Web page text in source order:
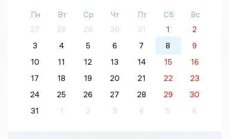
Пн Вт Ср Чт Пт Сб
Вс
27
28 29 30 31 1
2
3
4 5 6 7 8
9
10
11 12 13 14 15
16
17
18 19 20 21 22
23
24
25 26 27 28 29
30
31
1 2 3 4 5 6